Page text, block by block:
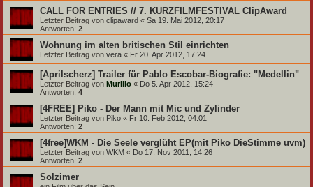
CALL FOR ENTRIES // 7. KURZFILMFESTIVAL ClipAward
Letzter Beitrag von clipaward « Sa 19. Mai 2012, 20:17
Antworten: 2
Wohnung im alten britischen Stil einrichten
Letzter Beitrag von vera « Fr 20. Apr 2012, 17:24
[Aprilscherz] Trailer für Pablo Escobar-Biografie: "Medellin"
Letzter Beitrag von Murillo « Do 5. Apr 2012, 15:24
Antworten: 4
[4FREE] Piko - Der Mann mit Mic und Zylinder
Letzter Beitrag von Piko « Fr 10. Feb 2012, 04:01
Antworten: 2
[4free]WKM - Die Seele verglüht EP(mit Piko DieStimme uvm)
Letzter Beitrag von WKM « Do 17. Nov 2011, 14:26
Antworten: 2
Solzimer